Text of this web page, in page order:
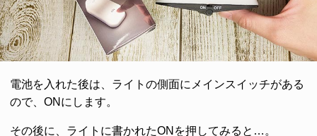
電池を入れた後は、ライトの側面にメインスイッチがある
ので、ONにします。
その後に、ライトに書かれたONを押してみると…。